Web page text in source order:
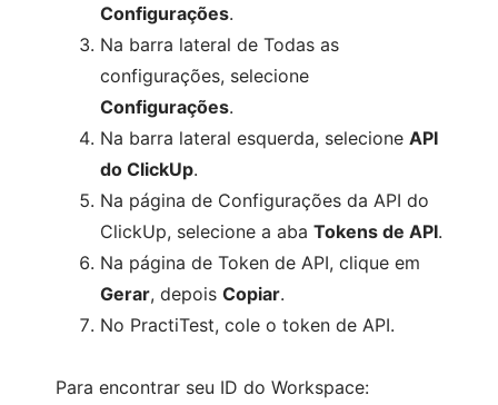
Configurações.
Na barra lateral de Todas as
configurações, selecione
Configurações.
Na barra lateral esquerda, selecione API
do ClickUp.
Na página de Configurações da API do
ClickUp, selecione a aba Tokens de API.
Na página de Token de API, clique em
Gerar, depois Copiar.
No PractiTest, cole o token de API.
Para encontrar seu ID do Workspace: